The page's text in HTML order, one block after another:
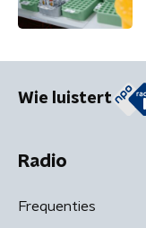
Wie luistert
Radio
Frequenties